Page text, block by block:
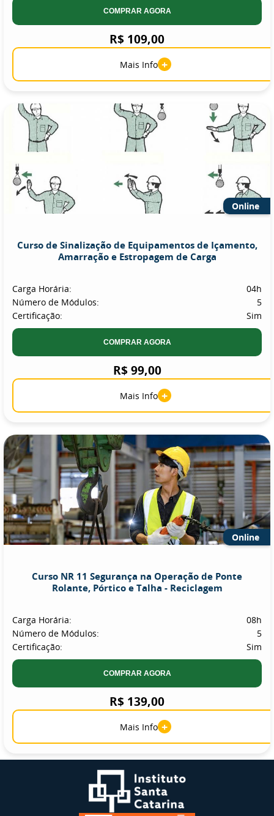
COMPRAR AGORA
R$ 109,00
Mais Info +
Online
Curso de Sinalização de Equipamentos de Içamento,
Amarração e Estropagem de Carga
Carga Horária:
04h
Número de Módulos:
5
Certificação:
Sim
COMPRAR AGORA
R$ 99,00
Mais Info +
Online
Curso NR 11 Segurança na Operação de Ponte
Rolante, Pórtico e Talha - Reciclagem
Carga Horária:
08h
Número de Módulos:
5
Certificação:
Sim
COMPRAR AGORA
R$ 139,00
Mais Info +